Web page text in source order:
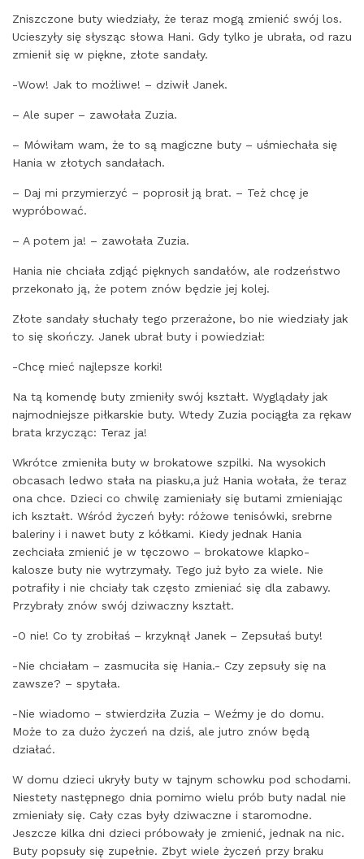
Zniszczone buty wiedziały, że teraz mogą zmienić swój los.
Ucieszyły się słysząc słowa Hani. Gdy tylko je ubrała, od razu
zmienił się w piękne, złote sandały.
-Wow! Jak to możliwe! – dziwił Janek.
– Ale super – zawołała Zuzia.
– Mówiłam wam, że to są magiczne buty – uśmiechała się
Hania w złotych sandałach.
– Daj mi przymierzyć – poprosił ją brat. – Też chcę je
wypróbować.
– A potem ja! – zawołała Zuzia.
Hania nie chciała zdjąć pięknych sandałów, ale rodzeństwo
przekonało ją, że potem znów będzie jej kolej.
Złote sandały słuchały tego przerażone, bo nie wiedziały jak
to się skończy. Janek ubrał buty i powiedział:
-Chcę mieć najlepsze korki!
Na tą komendę buty zmieniły swój kształt. Wyglądały jak
najmodniejsze piłkarskie buty. Wtedy Zuzia pociągła za rękaw
brata krzycząc: Teraz ja!
Wkrótce zmieniła buty w brokatowe szpilki. Na wysokich
obcasach ledwo stała na piasku,a już Hania wołała, że teraz
ona chce. Dzieci co chwilę zamieniały się butami zmieniając
ich kształt. Wśród życzeń były: różowe tenisówki, srebrne
baleriny i i nawet buty z kółkami. Kiedy jednak Hania
zechciała zmienić je w tęczowo – brokatowe klapko-
kalosze buty nie wytrzymały. Tego już było za wiele. Nie
potrafiły i nie chciały tak często zmieniać się dla zabawy.
Przybrały znów swój dziwaczny kształt.
-O nie! Co ty zrobiłaś – krzyknął Janek – Zepsułaś buty!
-Nie chciałam – zasmuciła się Hania.- Czy zepsuły się na
zawsze? – spytała.
-Nie wiadomo – stwierdziła Zuzia – Weźmy je do domu.
Może to za dużo życzeń na dziś, ale jutro znów będą
działać.
W domu dzieci ukryły buty w tajnym schowku pod schodami.
Niestety następnego dnia pomimo wielu prób buty nadal nie
zmieniały się. Cały czas były dziwaczne i staromodne.
Jeszcze kilka dni dzieci próbowały je zmienić, jednak na nic.
Buty popsuły się zupełnie. Zbyt wiele życzeń przy braku